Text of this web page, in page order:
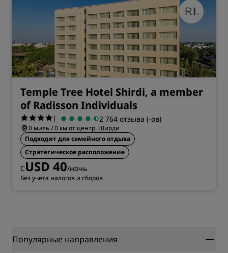
Temple Tree Hotel Shirdi, a member
of Radisson Individuals
| 2 764 отзыва (-ов)
0 миль / 0 км от центр. Ширди
Подходит для семейного отдыха
Стратегическое расположение
СUSD 40/ночь
Без учета налогов и сборов
Популярные направления